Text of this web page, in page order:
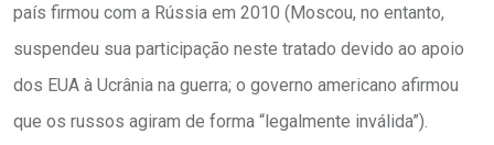
país firmou com a Rússia em 2010 (Moscou, no entanto,
suspendeu sua participação neste tratado devido ao apoio
dos EUA à Ucrânia na guerra; o governo americano afirmou
que os russos agiram de forma “legalmente inválida”).